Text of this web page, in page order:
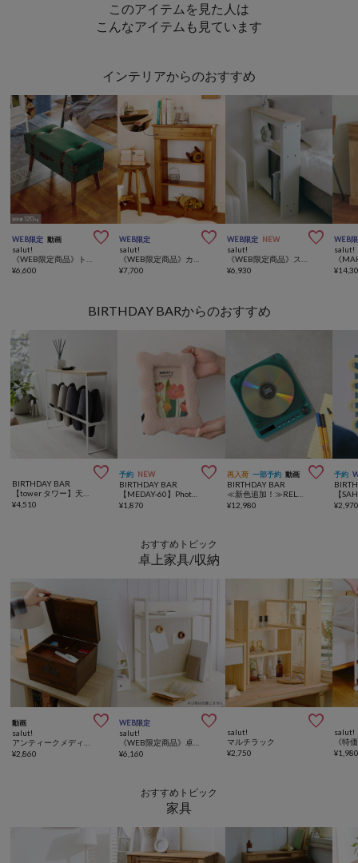
このアイテムを見た人は
こんなアイテムも見ています
インテリアからのおすすめ
WEB限定 動画 
salut!
¥6,600
WEB限定 
salut!
¥7,700
WEB限定 NEW 
salut!
¥6,930
WEB
salut!
¥
BIRTHDAY BARからのおすすめ

BIRTHDAY BAR
¥4,510
予約 NEW 
BIRTHDAY BAR
¥1,870
再入荷 一部予約 動画 
BIRTHDAY BAR
¥12,980
予約
¥
おすすめトピック
卓上家具/収納
動画 
salut!
アンティークメディスンボックス
¥2,860
WEB限定 
salut!
《WEB限定商品》卓上ラック
¥6,160

salut!
マルチラック
¥2,750
salut!
¥
おすすめトピック
家具